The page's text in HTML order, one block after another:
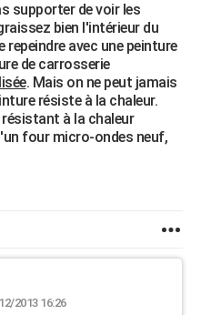
supporter de voir les
bien l'intérieur du
avec une peinture
de carrosserie
. Mais on ne peut jamais
résiste à la chaleur.
à la chaleur
four micro-ondes neuf,
2013 16:26